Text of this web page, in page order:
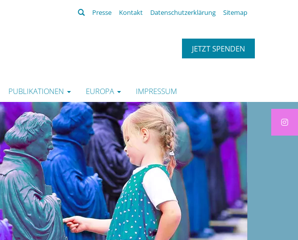
Suchen
Presse Kontakt Datenschutzerklärung Sitemap
JETZT SPENDEN
PUBLIKATIONEN EUROPA IMPRESSUM